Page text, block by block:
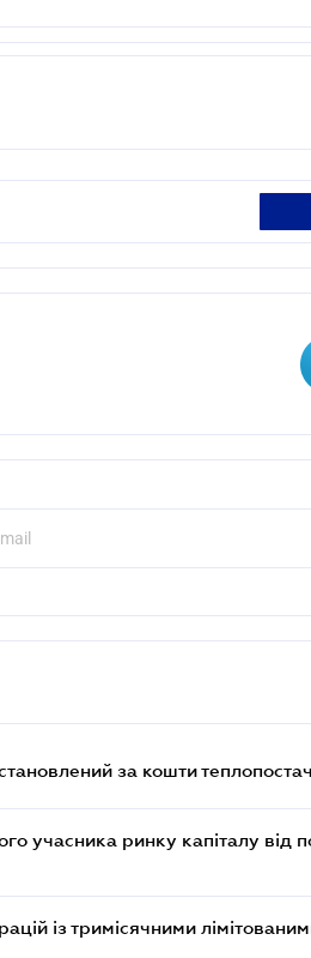
за кошти
учасника ринку капіталу від
із тримісячними